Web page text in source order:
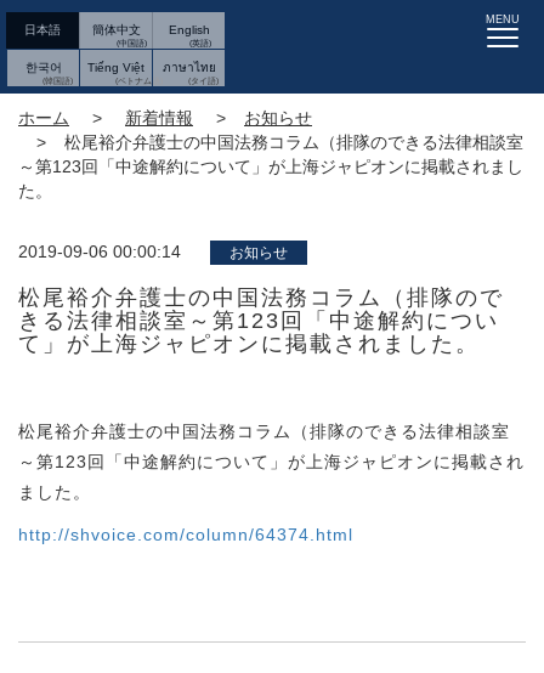
日本語 簡体中文 English
한국어 Tiếng Việt ภาษาไทย
MENU
ホーム 新着情報
お知らせ
松尾裕介弁護士の中国法務コラム（排隊のできる法律相談室
～第123回「中途解約について」が上海ジャピオンに掲載されまし
た。
2019-09-06 00:00:14 お知らせ
松尾裕介弁護士の中国法務コラム（排隊ので
きる法律相談室～第123回「中途解約につい
て」が上海ジャピオンに掲載されました。
松尾裕介弁護士の中国法務コラム（排隊のできる法律相談室
～第123回「中途解約について」が上海ジャピオンに掲載され
ました。
http://shvoice.com/column/64374.html